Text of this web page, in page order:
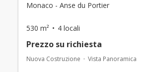
Monaco - Anse du Portier
530 m² 4 locali
Prezzo su richiesta
Nuova Costruzione Vista Panoramica